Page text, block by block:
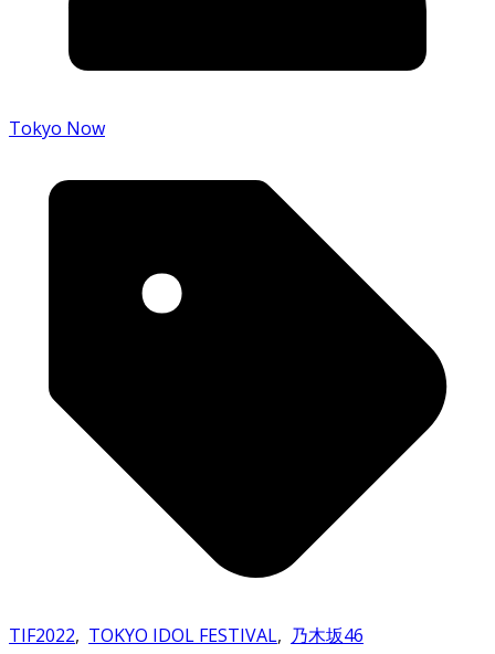
Tokyo Now
TIF2022, TOKYO IDOL FESTIVAL, 乃木坂46